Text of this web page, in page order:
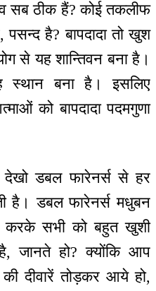
सब ठीक हैं? कोई तकलीफ
पसन्द है? बापदादा तो खुश
से यह शान्तिवन बना है।
बना है। इसलिए
को बापदादा पदमगुणा
डबल फारेनर्स से हर
है। डबल फारेनर्स मधुबन
सभी को बहुत खुशी
जानते हो? क्योंकि आप
दीवारें तोड़कर आये हो,